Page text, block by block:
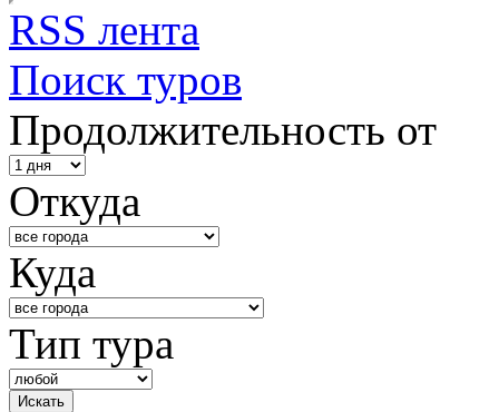
RSS лента
Поиск туров
Продолжительность от
Откуда
Куда
Тип тура